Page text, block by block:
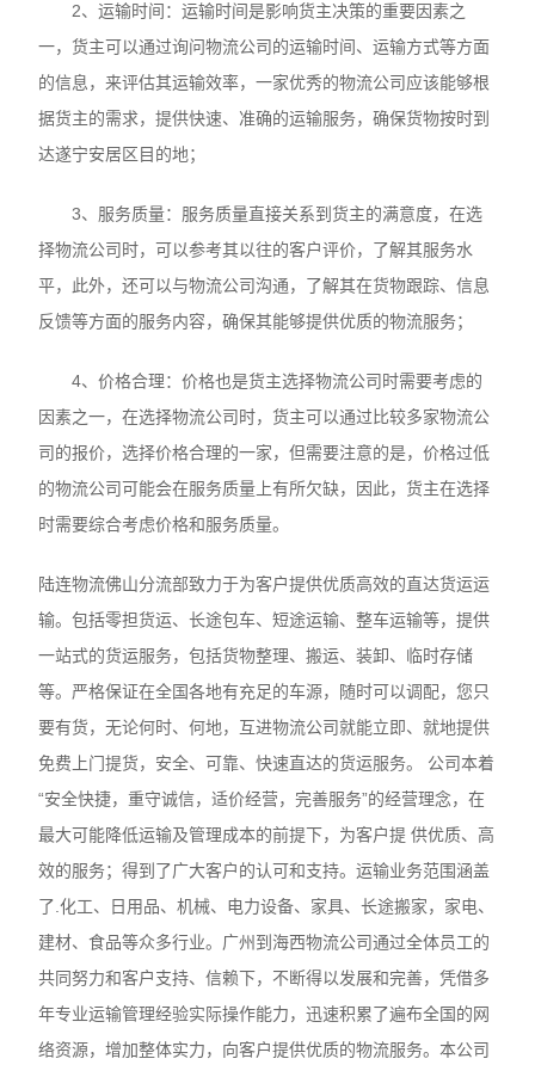
2、运输时间：运输时间是影响货主决策的重要因素之
一，货主可以通过询问物流公司的运输时间、运输方式等方面
的信息，来评估其运输效率，一家优秀的物流公司应该能够根
据货主的需求，提供快速、准确的运输服务，确保货物按时到
达遂宁安居区目的地；
3、服务质量：服务质量直接关系到货主的满意度，在选
择物流公司时，可以参考其以往的客户评价，了解其服务水
平，此外，还可以与物流公司沟通，了解其在货物跟踪、信息
反馈等方面的服务内容，确保其能够提供优质的物流服务；
4、价格合理：价格也是货主选择物流公司时需要考虑的
因素之一，在选择物流公司时，货主可以通过比较多家物流公
司的报价，选择价格合理的一家，但需要注意的是，价格过低
的物流公司可能会在服务质量上有所欠缺，因此，货主在选择
时需要综合考虑价格和服务质量。
陆连物流佛山分流部致力于为客户提供优质高效的直达货运运
输。包括零担货运、长途包车、短途运输、整车运输等，提供
一站式的货运服务，包括货物整理、搬运、装卸、临时存储
等。严格保证在全国各地有充足的车源，随时可以调配，您只
要有货，无论何时、何地，互进物流公司就能立即、就地提供
免费上门提货，安全、可靠、快速直达的货运服务。 公司本着
“安全快捷，重守诚信，适价经营，完善服务”的经营理念，在
最大可能降低运输及管理成本的前提下，为客户提 供优质、高
效的服务；得到了广大客户的认可和支持。运输业务范围涵盖
了.化工、日用品、机械、电力设备、家具、长途搬家，家电、
建材、食品等众多行业。广州到海西物流公司通过全体员工的
共同努力和客户支持、信赖下，不断得以发展和完善，凭借多
年专业运输管理经验实际操作能力，迅速积累了遍布全国的网
络资源，增加整体实力，向客户提供优质的物流服务。本公司